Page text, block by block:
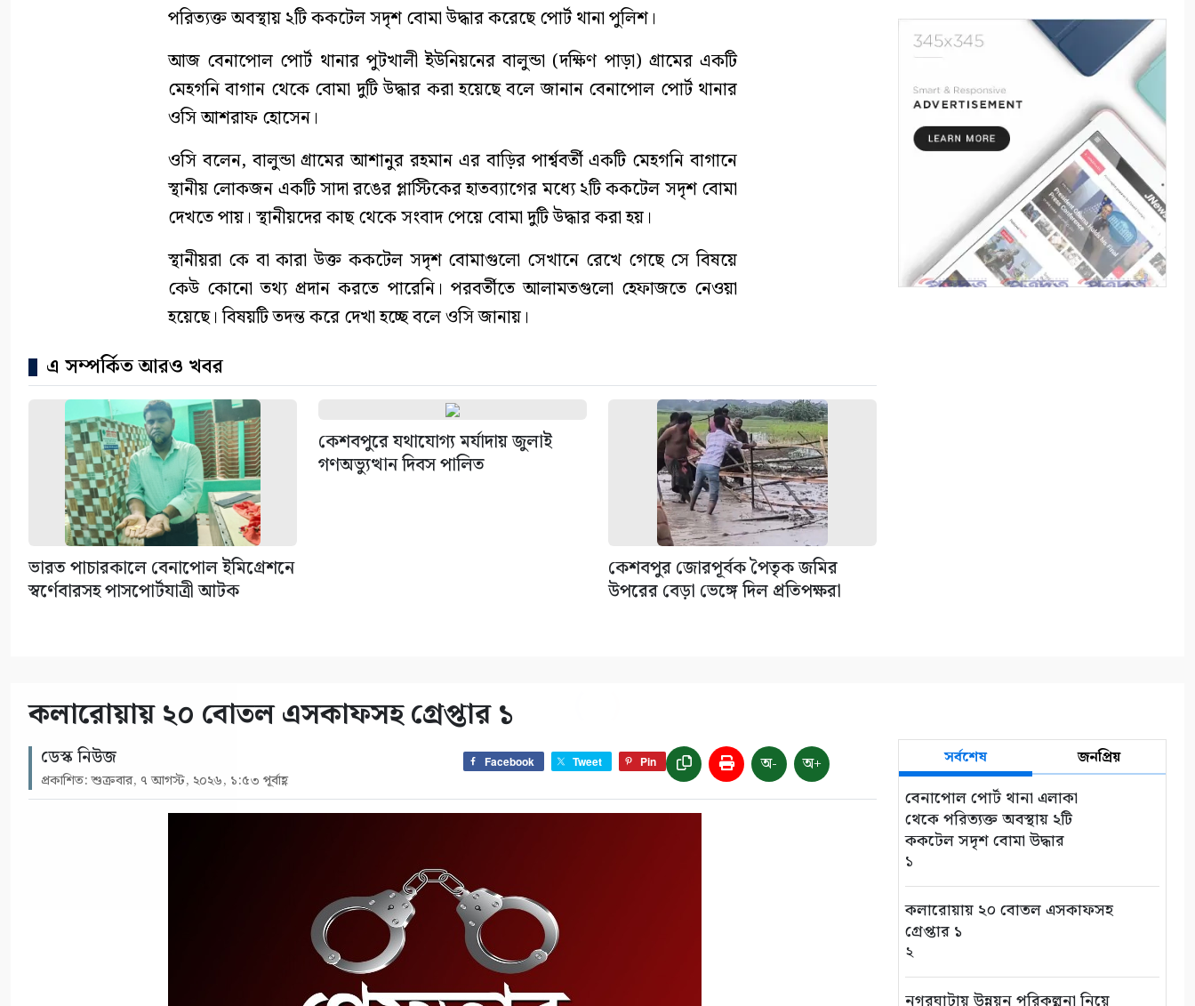
পরিত্যক্ত অবস্থায় ২টি ককটেল সদৃশ বোমা উদ্ধার করেছে পোর্ট থানা পুলিশ।
আজ বেনাপোল পোর্ট থানার পুটখালী ইউনিয়নের বালুন্ডা (দক্ষিণ পাড়া) গ্রামের একটি
মেহগনি বাগান থেকে বোমা দুটি উদ্ধার করা হয়েছে বলে জানান বেনাপোল পোর্ট থানার
ওসি আশরাফ হোসেন।
ওসি বলেন, বালুন্ডা গ্রামের আশানুর রহমান এর বাড়ির পার্শ্ববর্তী একটি মেহগনি বাগানে
স্থানীয় লোকজন একটি সাদা রঙের প্লাস্টিকের হাতব্যাগের মধ্যে ২টি ককটেল সদৃশ বোমা
দেখতে পায়। স্থানীয়দের কাছ থেকে সংবাদ পেয়ে বোমা দুটি উদ্ধার করা হয়।
স্থানীয়রা কে বা কারা উক্ত ককটেল সদৃশ বোমাগুলো সেখানে রেখে গেছে সে বিষয়ে
কেউ কোনো তথ্য প্রদান করতে পারেনি। পরবর্তীতে আলামতগুলো হেফাজতে নেওয়া
হয়েছে। বিষয়টি তদন্ত করে দেখা হচ্ছে বলে ওসি জানায়।
এ সম্পর্কিত আরও খবর
ভারত পাচারকালে বেনাপোল ইমিগ্রেশনে
স্বর্ণেবারসহ পাসপোর্টযাত্রী আটক
কেশবপুরে যথাযোগ্য মর্যাদায় জুলাই
গণঅভ্যুত্থান দিবস পালিত
কেশবপুর জোরপূর্বক পৈতৃক জমির
উপরের বেড়া ভেঙ্গে দিল প্রতিপক্ষরা
কৃষক, থানায় অভিযোগ
৫
সড়ক পথে চাঁদাবাজি বন্ধে সর্বোচ্চ
কঠোর অবস্থান: বাস ও ট্রাক
মালিক সমিতির সাথে জেলা
পুলিশের মতবিনিময়
কলারোয়ার জয়নগরে সরকারি গাছ
আত্মসাতের চেষ্টা, এলাকাবাসীর
বাধার মুখে পন্ড
৭
কলারোয়ায় ২০ বোতল এসকাফসহ গ্রেপ্তার ১
ডেস্ক নিউজ
প্রকাশিত: শুক্রবার, ৭ আগস্ট, ২০২৬, ১:৫৩ পূর্বাহ্ণ
Facebook Tweet Pin অ- অ+ সর্বশেষ জনপ্রিয়
বেনাপোল পোর্ট থানা এলাকা
থেকে পরিত্যক্ত অবস্থায় ২টি
ককটেল সদৃশ বোমা উদ্ধার
১
কলারোয়ায় ২০ বোতল এসকাফসহ
গ্রেপ্তার ১
২